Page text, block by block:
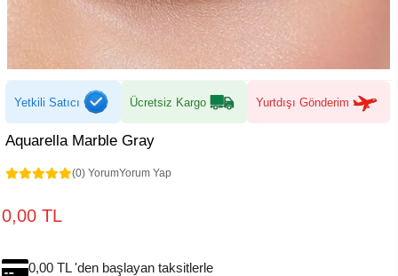
Yetkili Satıcı Ücretsiz Kargo Yurtdışı Gönderim
Aquarella Marble Gray
(0) YorumYorum Yap
0,00 TL
0,00 TL 'den başlayan taksitlerle